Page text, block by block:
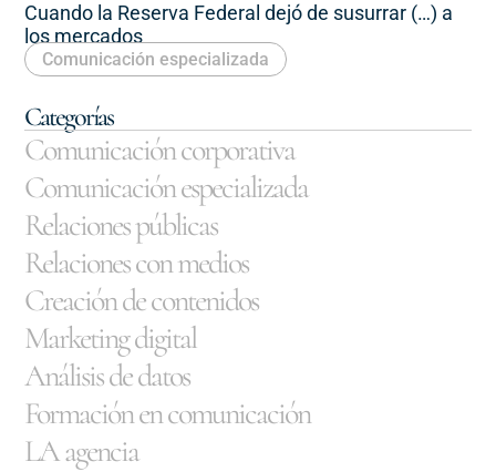
Cuando la Reserva Federal dejó de susurrar (…) a
los mercados
Comunicación especializada
Categorías
Comunicación corporativa
Comunicación especializada
Relaciones públicas
Relaciones con medios
Creación de contenidos
Marketing digital
Análisis de datos
Formación en comunicación
LA agencia